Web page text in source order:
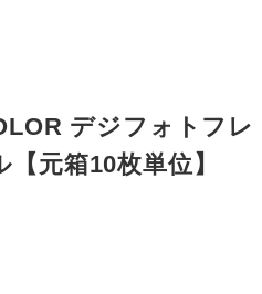
デジフォトフレ
元箱10枚単位】